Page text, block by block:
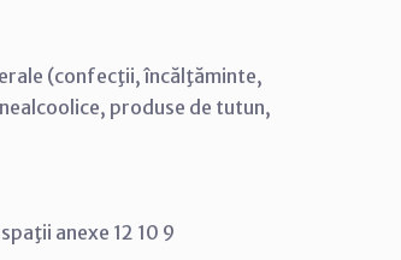
(confecţii, încălţăminte,
produse de tutun,
anexe 12 10 9